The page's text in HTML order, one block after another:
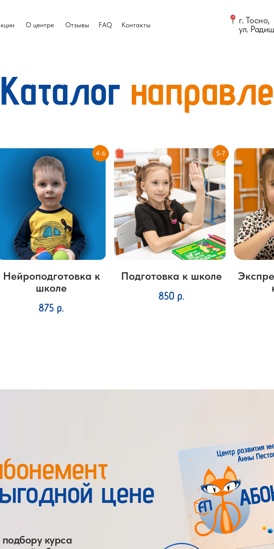
О центре Отзывы FAQ Контакты
г. Тосно,
ул.
Каталог
Нейроподготовка к
школе
875 р.
Подготовка к школе
850 р.
цене
курса